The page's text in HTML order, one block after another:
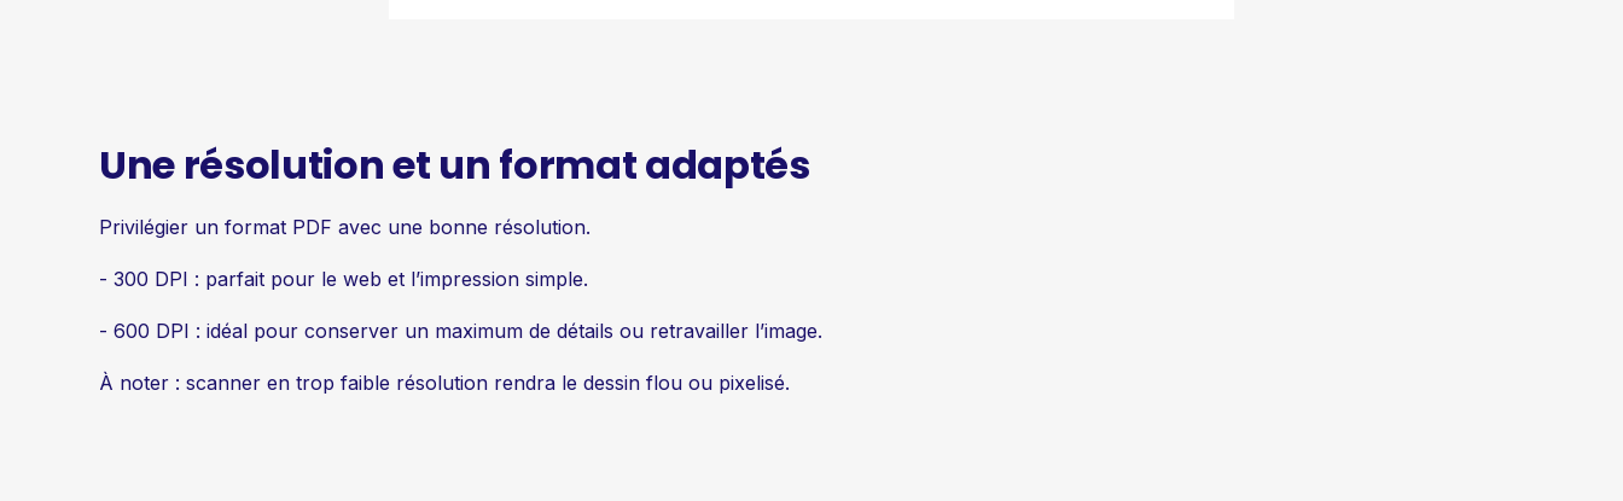
Une résolution et un format adaptés
Privilégier un format PDF avec une bonne résolution.
- 300 DPI : parfait pour le web et l’impression simple.
- 600 DPI : idéal pour conserver un maximum de détails ou retravailler l’image.
À noter : scanner en trop faible résolution rendra le dessin flou ou pixelisé.